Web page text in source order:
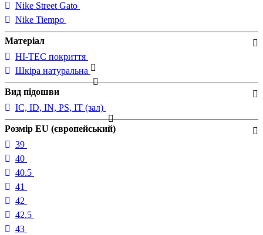
Nike Street Gato
Nike Tiempo
Матеріал
HI-TEC покриття
Шкіра натуральна
Вид підошви
IC, ID, IN, PS, IT (зал)
Розмір EU (європейський)
39
40
40.5
41
42
42.5
43